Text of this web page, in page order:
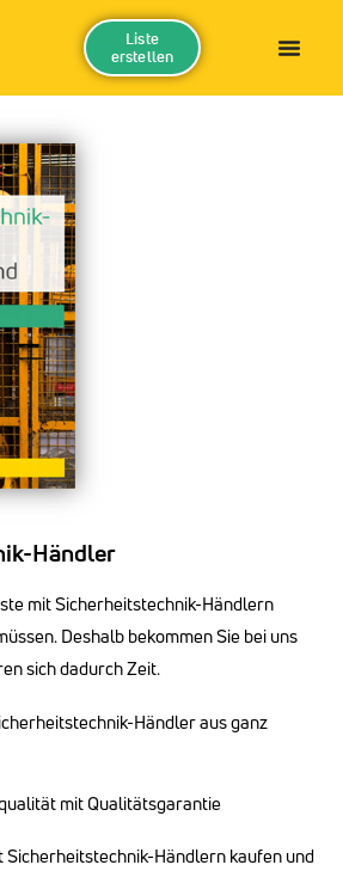
Liste
erstellen
Händler
mit Sicherheitstechnik-Händlern
Deshalb bekommen Sie bei uns
sich dadurch Zeit.
Händler aus ganz
mit Qualitätsgarantie
Sicherheitstechnik-Händlern kaufen und